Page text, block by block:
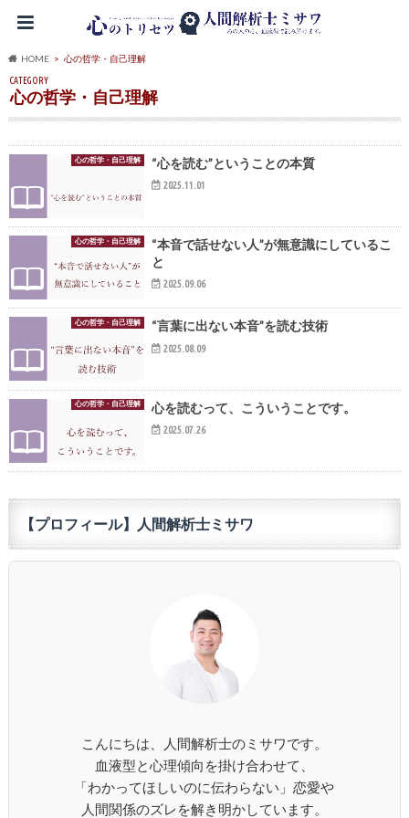
HOME 心の哲学・自己理解
CATEGORY
心の哲学・自己理解
心の哲学・自己理解 “心を読む”ということの本質
2025.11.01
心の哲学・自己理解
“本音で話せない人”が無意識にしているこ
と
2025.09.06
心の哲学・自己理解 “言葉に出ない本音”を読む技術
2025.08.09
心の哲学・自己理解 心を読むって、こういうことです。
2025.07.26
【プロフィール】人間解析士ミサワ
こんにちは、人間解析士のミサワです。
血液型と心理傾向を掛け合わせて、
「わかってほしいのに伝わらない」恋愛や
人間関係のズレを解き明かしています。